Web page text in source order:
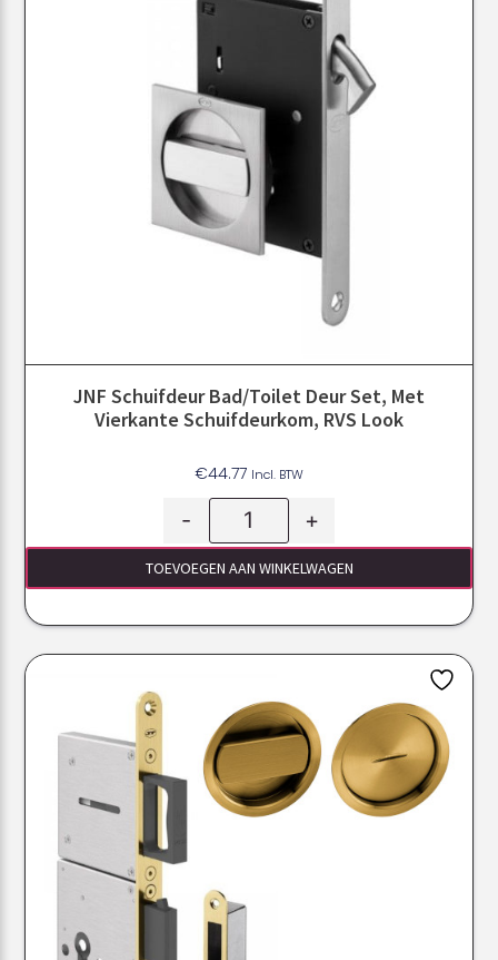
JNF Schuifdeur Bad/toilet Deur Set, Met
Vierkante Schuifdeurkom, RVS Look
€44.77 Incl. BTW
- +
TOEVOEGEN AAN WINKELWAGEN